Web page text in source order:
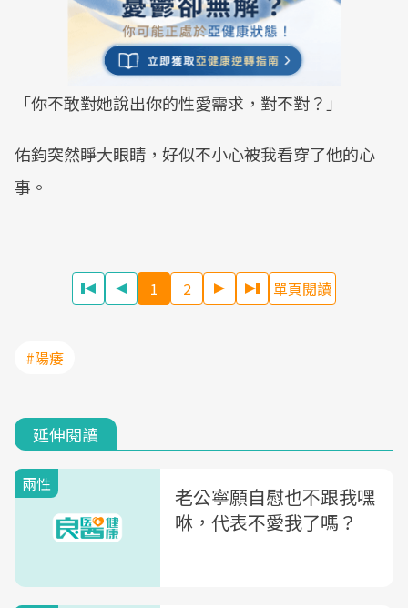
「你不敢對她說出你的性愛需求，對不對？」
佑鈞突然睜大眼睛，好似不小心被我看穿了他的心
事。
1 2 單頁閱讀
#陽痿
延伸閱讀
兩性
老公寧願自慰也不跟我嘿
咻，代表不愛我了嗎？